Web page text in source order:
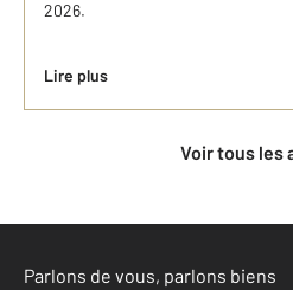
2026.
Lire plus
Voir tous
Parlons de vous, parlons biens